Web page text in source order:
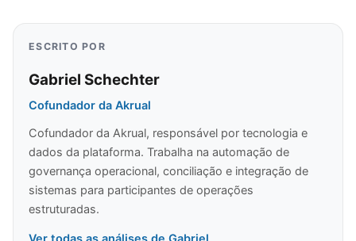
ESCRITO POR
Gabriel Schechter
Cofundador da Akrual
Cofundador da Akrual, responsável por tecnologia e
dados da plataforma. Trabalha na automação de
governança operacional, conciliação e integração de
sistemas para participantes de operações
estruturadas.
Ver todas as análises de Gabriel